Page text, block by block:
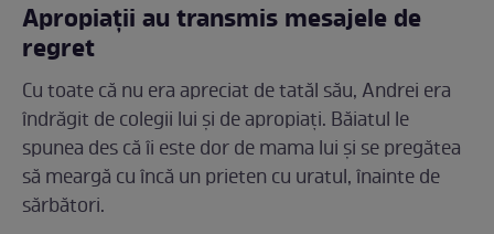
Apropiații au transmis mesajele de
regret
Cu toate că nu era apreciat de tatăl său, Andrei era
îndrăgit de colegii lui și de apropiați. Băiatul le
spunea des că îi este dor de mama lui și se pregătea
să meargă cu încă un prieten cu uratul, înainte de
sărbători.